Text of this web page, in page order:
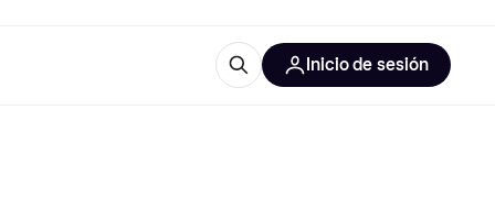
Inicio de sesión